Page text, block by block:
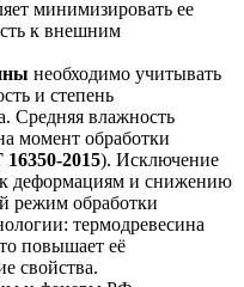
минимизировать ее
к внешним
необходимо учитывать
и степень
Средняя влажность
момент обработки
2015). Исключение
к деформациям и снижению
режим обработки
термодревесина
повышает её
свойства.